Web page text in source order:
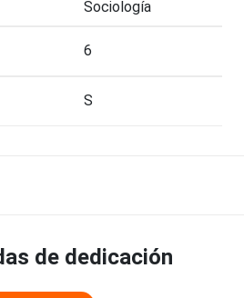
Sociología
6
S
de dedicación